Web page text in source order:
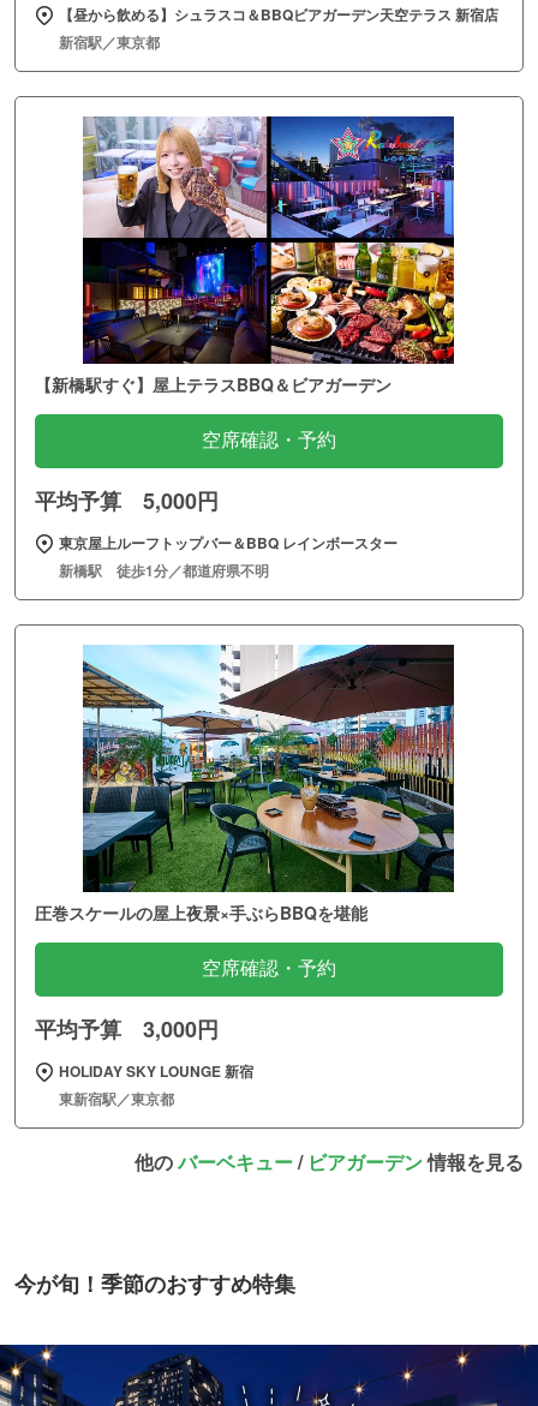
【昼から飲める】シュラスコ＆BBQビアガーデン天空テラス 新宿店
新宿駅／東京都
【新橋駅すぐ】屋上テラスBBQ＆ビアガーデン
空席確認・予約
平均予算 5,000円
東京屋上ルーフトップバー＆BBQ レインボースター
新橋駅 徒歩1分／都道府県不明
圧巻スケールの屋上夜景×手ぶらBBQを堪能
空席確認・予約
平均予算 3,000円
HOLIDAY SKY LOUNGE 新宿
東新宿駅／東京都
他のバーベキュー/ ビアガーデン情報を見る
今が旬！季節のおすすめ特集